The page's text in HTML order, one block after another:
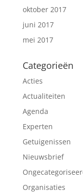
oktober 2017
juni 2017
mei 2017
Categorieën
Acties
Actualiteiten
Agenda
Experten
Getuigenissen
Nieuwsbrief
Organisaties